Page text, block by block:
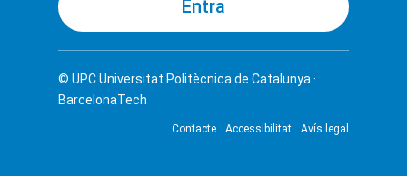
© UPCUniversitat Politècnica de Catalunya ·
BarcelonaTech
Contacte Accessibilitat Avís legal